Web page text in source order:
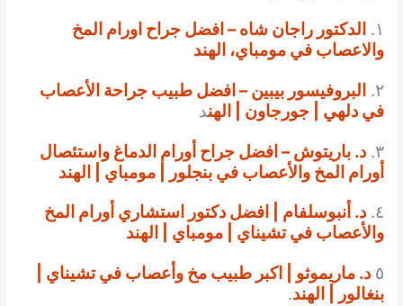
١.
الدكتور راجان شاه – افضل جراح اورام المخ
والاعصاب في مومباي، الهند
٢.
البروفيسور بيبين – افضل طبيب جراحة الأعصاب
في دلهي | جورجاون | الهند
٣. د. باريتوش – افضل جراح أورام الدماغ واستئصال
أورام المخ والأعصاب في بنجلور | مومباي | الهند
٤. د. أنبوسلفام | افضل دكتور استشاري أورام المخ
والأعصاب في تشيناي | مومباي | الهند
٥ د. ماريموثو | اكبر طبيب مخ وأعصاب في تشيناي |
بنغالور | الهند.